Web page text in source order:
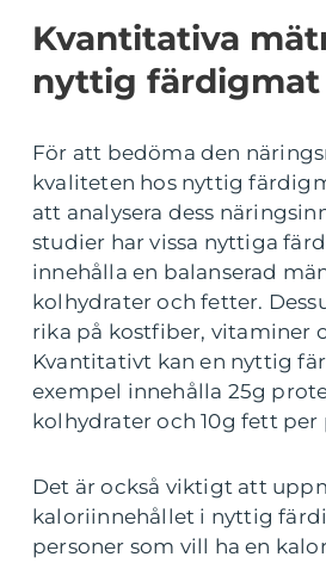
Kvantitativa
nyttig färdigmat
För att bedöma den
kvaliteten hos nyttig
att analysera dess
studier har vissa nyttiga
innehålla en balanserad
kolhydrater och fetter.
rika på kostfiber, vitaminer
Kvantitativt kan en nyttig
exempel innehålla 25g
kolhydrater och 10g fett per
Det är också viktigt att
kaloriinnehållet i nyttig
personer som vill ha en